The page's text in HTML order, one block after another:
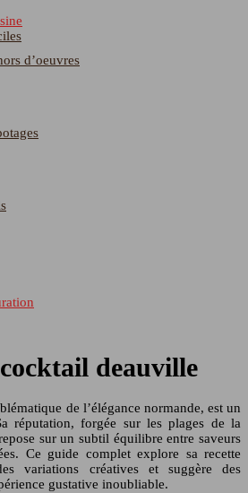
d’oeuvres
deauville
de l’élégance normande, est un
réputation, forgée sur les plages de la
sur un subtil équilibre entre saveurs
Ce guide complet explore sa recette
variations créatives et suggère des
gustative inoubliable.